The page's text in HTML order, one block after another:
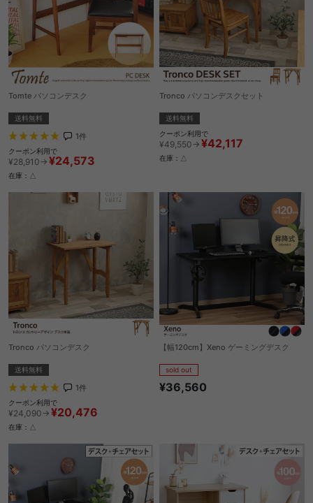
Tomte パソコンデスク
送料無料
1件
クーポン利用で
¥28,910→ ¥24,573
在庫：△
Tronco パソコンデスクセット
送料無料
クーポン利用で
¥49,550→ ¥42,117
在庫：△
Tronco パソコンデスク
送料無料
1件
クーポン利用で
¥24,090→ ¥20,476
在庫：△
【幅120cm】Xeno ゲーミングデスク
sold out
¥36,560